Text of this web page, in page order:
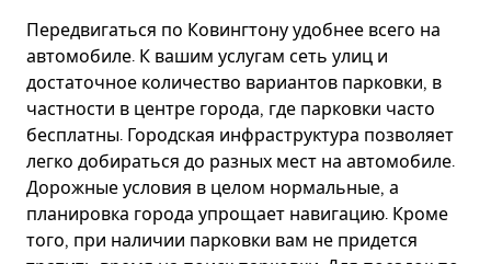
Передвигаться по Ковингтону удобнее всего на
автомобиле. К вашим услугам сеть улиц и
достаточное количество вариантов парковки, в
частности в центре города, где парковки часто
бесплатны. Городская инфраструктура позволяет
легко добираться до разных мест на автомобиле.
Дорожные условия в целом нормальные, а
планировка города упрощает навигацию. Кроме
того, при наличии парковки вам не придется